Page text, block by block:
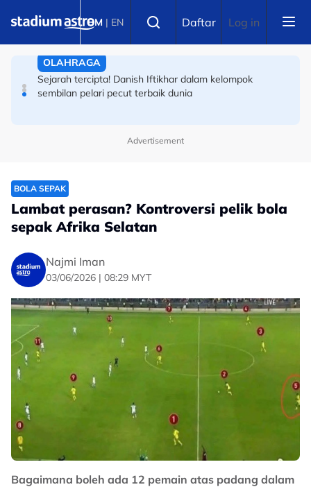
BM | EN Daftar Log in
Wakil tunggal Asia! Ini video larian 100m Danish Iftikhar
OLAHRAGA
Sejarah tercipta! Danish Iftikhar dalam kelompok
sembilan pelari pecut terbaik dunia
Advertisement
BOLA SEPAK
Lambat perasan? Kontroversi pelik bola
sepak Afrika Selatan
Najmi Iman
03/06/2026 | 08:29 MYT
Bagaimana boleh ada 12 pemain atas padang dalam